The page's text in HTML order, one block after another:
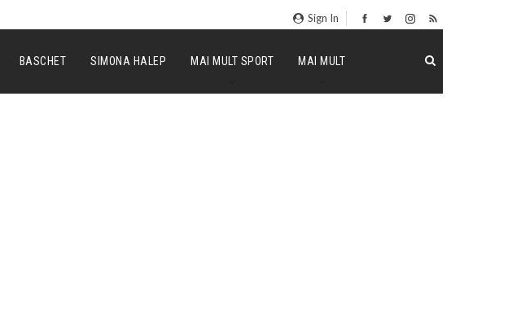
Sign In
BASCHET SIMONA HALEP MAI MULT SPORT MAI MULT